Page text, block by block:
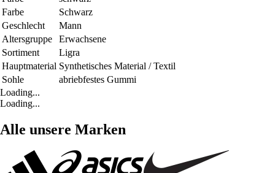
Farbe
Schwarz
Geschlecht
Mann
Altersgruppe
Erwachsene
Sortiment
Ligra
Hauptmaterial Synthetisches Material / Textil
Sohle
abriebfestes Gummi
Loading...
Loading...
Alle unsere Marken